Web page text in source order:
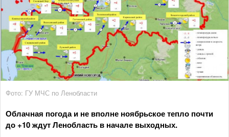
Фото: ГУ МЧС по Ленобласти
Облачная погода и не вполне ноябрьское тепло почти
до +10 ждут Ленобласть в начале выходных.